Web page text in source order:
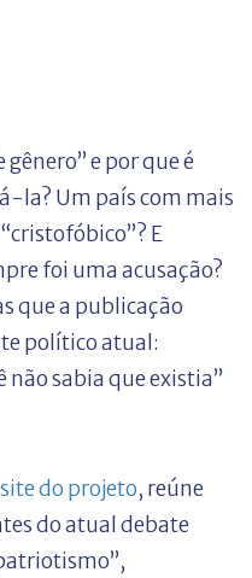
e por que é
la? Um país com mais
E
foi uma acusação?
que a publicação
político atual:
não sabia que existia”
do projeto, reúne
do atual debate